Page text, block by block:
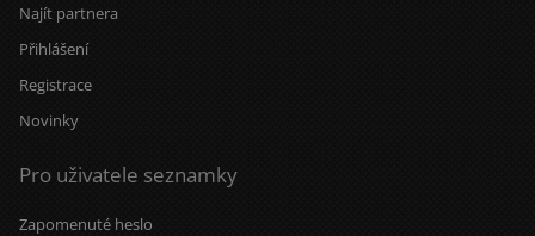
Najít partnera
Přihlášení
Registrace
Novinky
Pro uživatele seznamky
Zapomenuté heslo